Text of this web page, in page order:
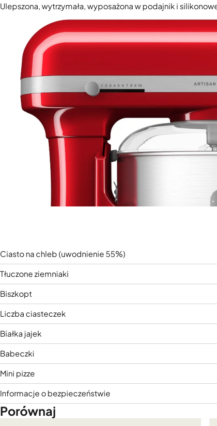
Ulepszona, wytrzymała, wyposażona w podajnik i
Ciasto na chleb (uwodnienie 55%)
Tłuczone ziemniaki
Biszkopt
Liczba ciasteczek
Białka jajek
Babeczki
Mini pizze
Informacje o bezpieczeństwie
Porównaj